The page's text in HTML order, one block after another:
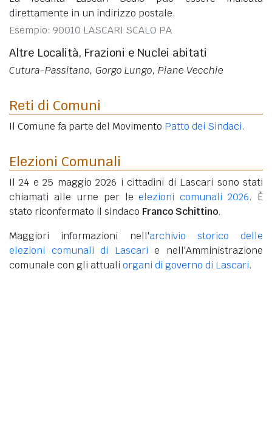
direttamente in un indirizzo postale.
Esempio: 90010 LASCARI SCALO PA
Altre Località, Frazioni e Nuclei abitati
Cutura-Passitano, Gorgo Lungo, Piane Vecchie
Reti di Comuni
Il Comune fa parte del Movimento Patto dei Sindaci.
Elezioni Comunali
Il 24 e 25 maggio 2026 i cittadini di Lascari sono stati
chiamati alle urne per leelezioni comunali 2026. È
stato riconfermato il sindaco Franco Schittino.
Maggiori informazioni nell'archivio storico delle
elezioni comunali di Lascari e nell'Amministrazione
comunale con gli attuali organi di governo di Lascari.